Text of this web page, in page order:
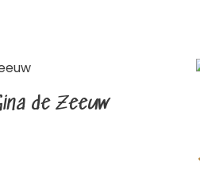
de Zeeuw